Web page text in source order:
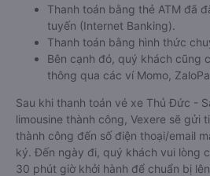
Thanh toán bằng thẻ ATM đã
tuyến (Internet Banking).
Thanh toán bằng hình thức
Bên cạnh đó, quý khách cũng
thông qua các ví Momo,
Sau khi thanh toán vé xe Thủ Đức -
limousine thành công, Vexere sẽ gửi
thành công đến số điện thoại/email
ký. Đến ngày đi, quý khách vui lòng
30 phút giờ khởi hành để chuẩn bị